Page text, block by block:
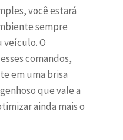
você estará
sempre
veículo. O
comandos,
em uma brisa
que vale a
ainda mais o